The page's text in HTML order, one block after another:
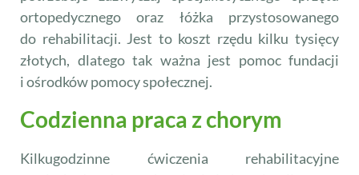
ortopedycznego oraz łóżka przystosowanego
do rehabilitacji. Jest to koszt rzędu kilku tysięcy
złotych, dlatego tak ważna jest pomoc fundacji
i ośrodków pomocy społecznej.
Codzienna praca z chorym
Kilkugodzinne ćwiczenia rehabilitacyjne